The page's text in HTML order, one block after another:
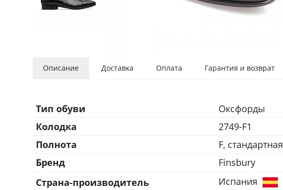
Описание Доставка Оплата Гарантия и возврат
Тип обуви
Оксфорды
Колодка
2749-F1
Полнота
F, стандартная
Бренд
Finsbury
Страна-производитель
Испания